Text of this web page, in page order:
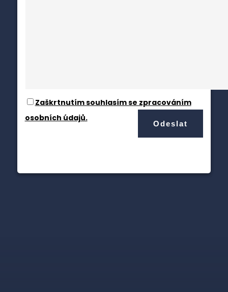
Zaškrtnutím souhlasím se zpracováním
osobních údajů.